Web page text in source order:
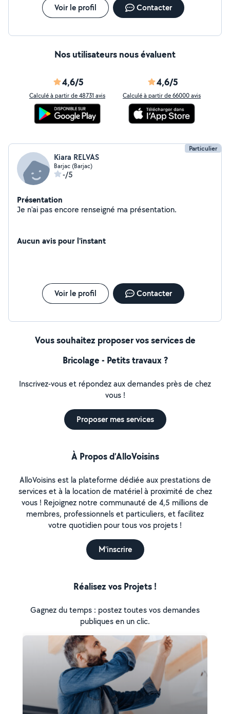
Voir le profil Contacter
Nos utilisateurs nous évaluent
4,6/5
Calculé à partir de 48731 avis
4,6/5
Calculé à partir de 66000 avis
Particulier
Kiara RELVAS
Barjac (Barjac)
-/5
Présentation
Je n'ai pas encore renseigné ma présentation.
Aucun avis pour l'instant
Voir le profil Contacter
Vous souhaitez proposer vos services de
Bricolage - Petits travaux ?
Inscrivez-vous et répondez aux demandes près de chez
vous !
Proposer mes services
À Propos d’AlloVoisins
AlloVoisins est la plateforme dédiée aux prestations de
services et à la location de matériel à proximité de chez
vous ! Rejoignez notre communauté de 4,5 millions de
membres, professionnels et particuliers, et facilitez
votre quotidien pour tous vos projets !
M'inscrire
Réalisez vos Projets !
Gagnez du temps : postez toutes vos demandes
publiques en un clic.